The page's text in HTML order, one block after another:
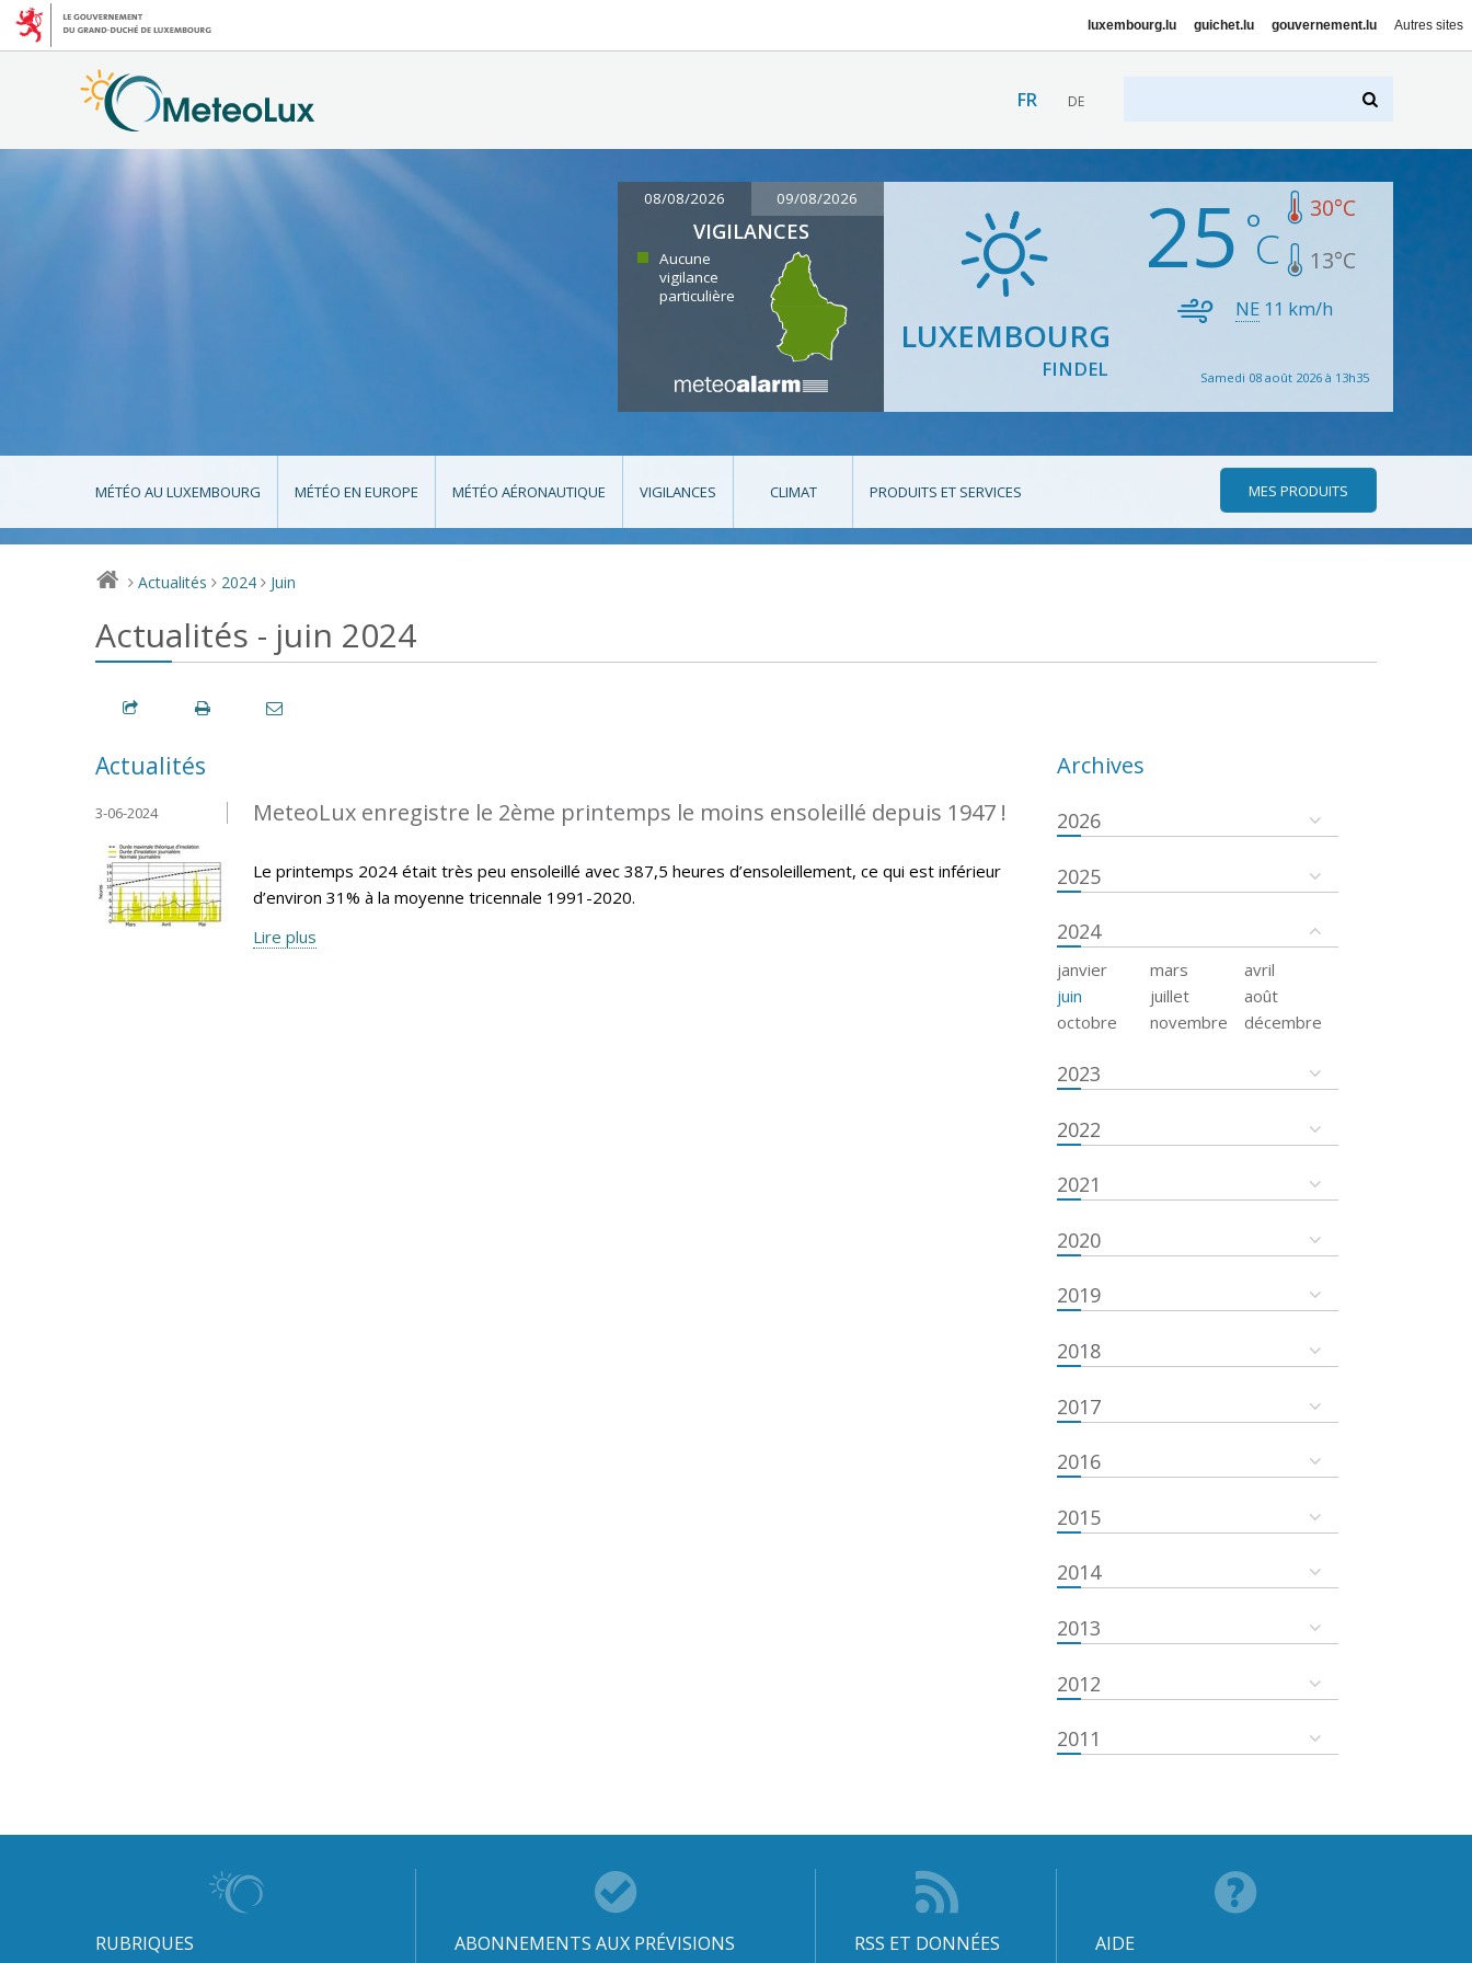
luxembourg.lu guichet.lu gouvernement.lu Autres sites
FR DE
08/08/2026 09/08/2026
VIGILANCES
Aucune
vigilance
particulière
LUXEMBOURG
FINDEL
25 30°C
13°C
NE 11 km/h
Samedi 08 août 2026 à 13h35
MÉTÉO AU LUXEMBOURG MÉTÉO EN EUROPE MÉTÉO AÉRONAUTIQUE VIGILANCES CLIMAT PRODUITS ET SERVICES MES PRODUITS
> Actualités > 2024 > Juin
Actualités - juin 2024
Actualités
MeteoLux enregistre le 2ème printemps le moins ensoleillé depuis 1947 !
3-06-2024
Le printemps 2024 était très peu ensoleillé avec 387,5 heures d’ensoleillement, ce qui est inférieur
d’environ 31% à la moyenne tricennale 1991-2020.
Lire plus
Archives
2026
2025
2024
janvier mars
avril
juin
juillet
août
octobre
novembre décembre
2023
2022
2021
2020
2019
2018
2017
2016
2015
2014
2013
2012
2011
RUBRIQUES ABONNEMENTS AUX PRÉVISIONS RSS ET DONNÉES AIDE